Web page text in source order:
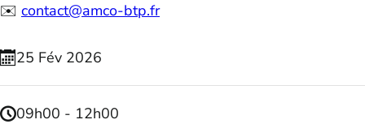
✉️ contact@amco-btp.fr
25 Fév 2026
09h00 - 12h00